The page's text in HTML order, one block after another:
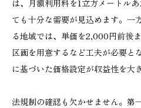
は、月額利用料を1立方メートル
ても十分な需要が見込めます。一
る地域では、単価を2,000円前後
区画を用意するなど工夫が必要と
に基づいた価格設定が収益性を大
法規制の確認も欠かせません。第